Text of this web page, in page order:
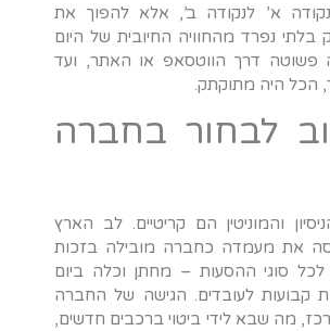
א’ לנקודה ב’, אלא להפוך את
נפרד מהחוויה החיובית של היום
פשוטה דרך הווטסאפ או האתר, ועד
הכל היה מתוקתק.
לבחור בחברה
והמוניטין הם קריטיים. לב הארץ
את מעמדה כחברה מובילה בזכות
סוגי ההסעות – מחתן וכלה ביום
קבועות לעובדים. הגישה של החברה
מה שבא לידי ביטוי ברכבים חדשים,